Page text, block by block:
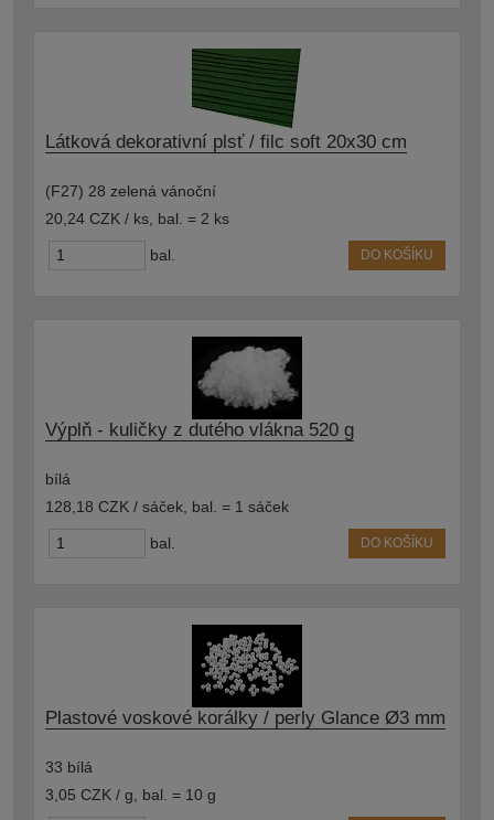
Látková dekorativní plsť / filc soft 20x30 cm
(F27) 28 zelená vánoční
20,24 CZK / ks bal. = 2 ks
bal. DO KOŠÍKU
Výplň - kuličky z dutého vlákna 520 g
bílá
128,18 CZK / sáček bal. = 1 sáček
bal. DO KOŠÍKU
Plastové voskové korálky / perly Glance Ø3 mm
33 bílá
3,05 CZK / g
bal. = 10 g